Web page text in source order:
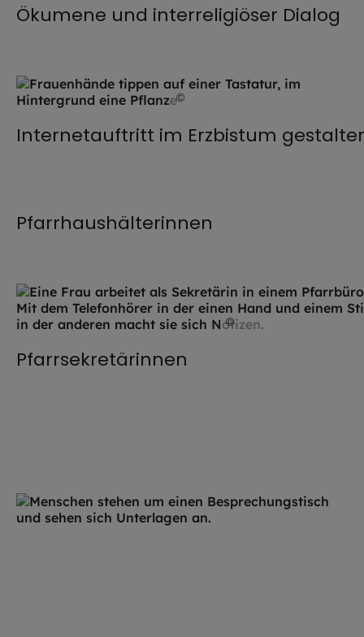
Ökumene und interreligiöser Dialog
©
Internetauftritt im Erzbistum
Pfarrhaushälterinnen
© Markus Weinländer/
Pfarrsekretärinnen